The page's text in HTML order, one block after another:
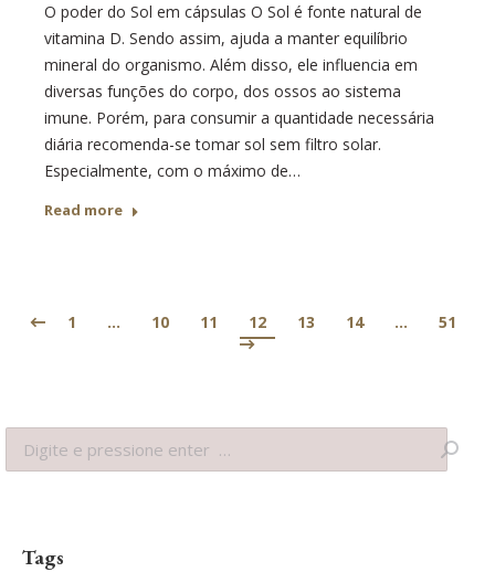
O poder do Sol em cápsulas O Sol é fonte natural de
vitamina D. Sendo assim, ajuda a manter equilíbrio
mineral do organismo. Além disso, ele influencia em
diversas funções do corpo, dos ossos ao sistema
imune. Porém, para consumir a quantidade necessária
diária recomenda-se tomar sol sem filtro solar.
Especialmente, com o máximo de…
Read more
1 … 10 11 12 13 14 … 51
Search:
Tags